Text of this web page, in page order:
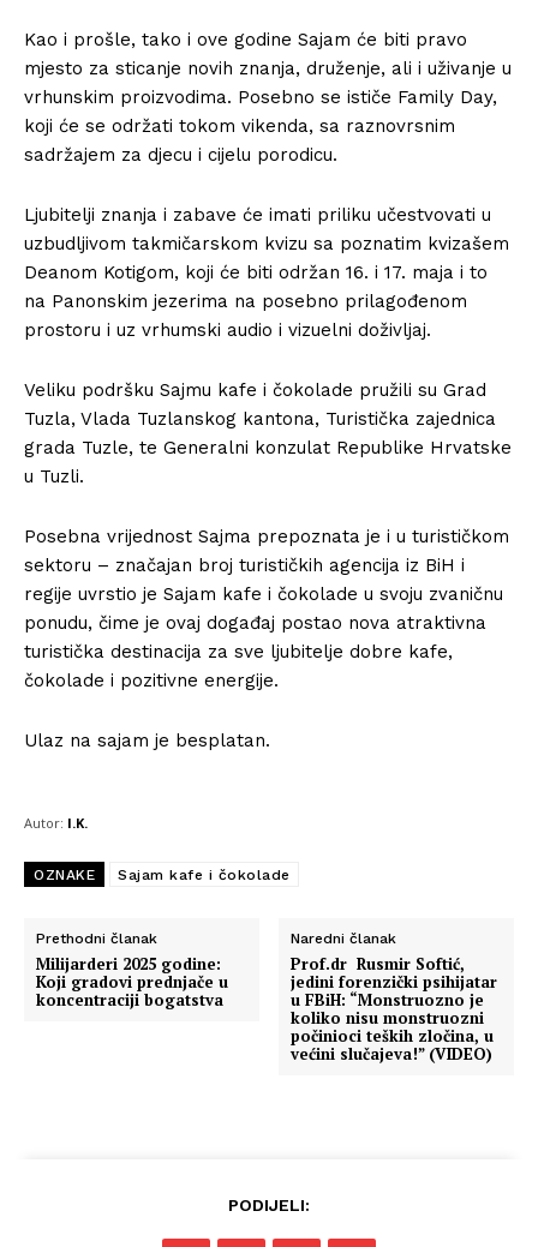
Kao i prošle, tako i ove godine Sajam će biti pravo
mjesto za sticanje novih znanja, druženje, ali i uživanje u
vrhunskim proizvodima. Posebno se ističe Family Day,
koji će se održati tokom vikenda, sa raznovrsnim
sadržajem za djecu i cijelu porodicu.
Ljubitelji znanja i zabave će imati priliku učestvovati u
uzbudljivom takmičarskom kvizu sa poznatim kvizašem
Deanom Kotigom, koji će biti održan 16. i 17. maja i to
na Panonskim jezerima na posebno prilagođenom
prostoru i uz vrhumski audio i vizuelni doživljaj.
Veliku podršku Sajmu kafe i čokolade pružili su Grad
Tuzla, Vlada Tuzlanskog kantona, Turistička zajednica
grada Tuzle, te Generalni konzulat Republike Hrvatske
u Tuzli.
Posebna vrijednost Sajma prepoznata je i u turističkom
sektoru – značajan broj turističkih agencija iz BiH i
regije uvrstio je Sajam kafe i čokolade u svoju zvaničnu
ponudu, čime je ovaj događaj postao nova atraktivna
turistička destinacija za sve ljubitelje dobre kafe,
čokolade i pozitivne energije.
Ulaz na sajam je besplatan.
Autor: I.K.
OZNAKE Sajam kafe i čokolade
Prethodni članak
Milijarderi 2025 godine:
Koji gradovi prednjače u
koncentraciji bogatstva
Naredni članak
Prof.dr Rusmir Softić,
jedini forenzički psihijatar
u FBiH: “Monstruozno je
koliko nisu monstruozni
počinioci teških zločina, u
većini slučajeva!” (VIDEO)
PODIJELI: